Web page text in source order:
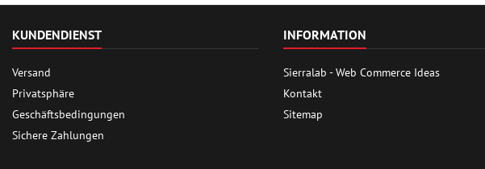
KUNDENDIENST
Versand
Privatsphäre
Geschäftsbedingungen
Sichere Zahlungen
INFORMATION
Sierralab - Web Commerce Ideas
Kontakt
Sitemap